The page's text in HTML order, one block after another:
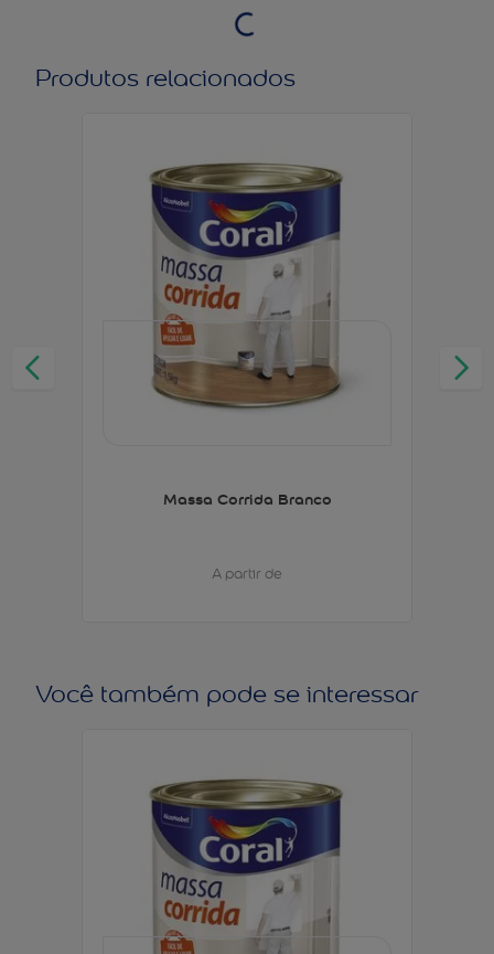
Produtos relacionados
Massa Corrida Branco
A partir de
Você também pode se interessar